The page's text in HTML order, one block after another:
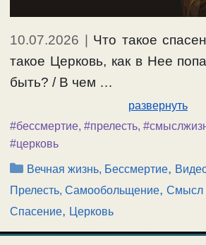
10.07.2026
Что такое
такое Церковь, как в Нее
быть? / В чем …
развернуть
#бессмертие, #прелесть,
#церковь
Рубрики
Вечная жизнь, Бессмертие,
Прелесть, Самообольщение, Смысл
Спасение, Церковь